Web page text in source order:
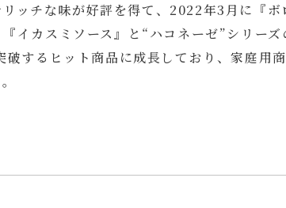
ッチな味が好評を得て、2022年3月に『
イカスミソース』と“ハコネーゼ”シリーズ
するヒット商品に成長しており、家庭用